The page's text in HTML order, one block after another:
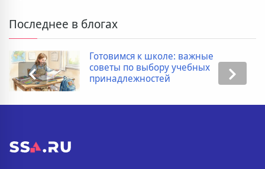
Последнее в блогах
Готовимся к школе: важные
советы по выбору учебных
принадлежностей